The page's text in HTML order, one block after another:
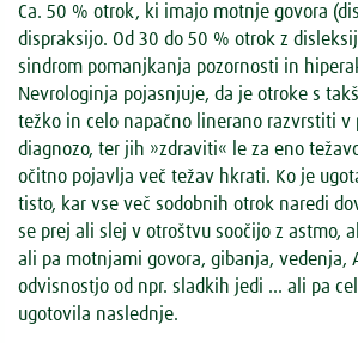
Ca. 50 % otrok, ki imajo motnje govora
dispraksijo. Od 30 do 50 % otrok z
sindrom pomanjkanja pozornosti in
Nevrologinja pojasnjuje, da je otroke s
težko in celo napačno linerano razvrstiti v
diagnozo, ter jih »zdraviti« le za eno
očitno pojavlja več težav hkrati. Ko je
tisto, kar vse več sodobnih otrok naredi
se prej ali slej v otroštvu soočijo z astmo,
ali pa motnjami govora, gibanja, vedenja,
odvisnostjo od npr. sladkih jedi ... ali pa
ugotovila naslednje.